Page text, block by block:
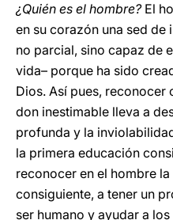
¿Quién es el hombre?El
en su corazón una sed de
no parcial, sino capaz de
vida– porque ha sido
Dios. Así pues,
don inestimable lleva a
profunda y la
la primera educación
reconocer en el hombre
consiguiente, a tener un
ser humano y ayudar a